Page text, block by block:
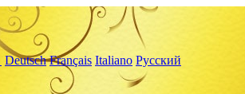
Deutsch Français Italiano Русский